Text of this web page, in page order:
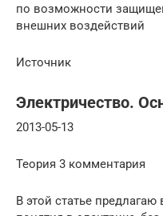
по возможности
внешних воздействий
Источник
Электричество.
2013-05-13
Теория 3 комментария
В этой статье